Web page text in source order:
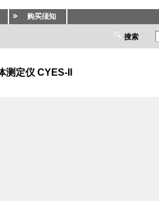
购买须知
搜索
测定仪 CYES-II